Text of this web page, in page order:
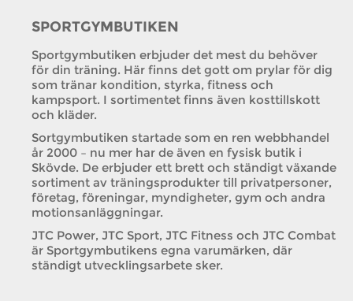
SPORTGYMBUTIKEN
Sportgymbutiken erbjuder det mest du behöver
för din träning. Här finns det gott om prylar för dig
som tränar kondition, styrka, fitness och
kampsport. I sortimentet finns även kosttillskott
och kläder.
Sortgymbutiken startade som en ren webbhandel
år 2000 – nu mer har de även en fysisk butik i
Skövde. De erbjuder ett brett och ständigt växande
sortiment av träningsprodukter till privatpersoner,
företag, föreningar, myndigheter, gym och andra
motionsanläggningar.
JTC Power, JTC Sport, JTC Fitness och JTC Combat
är Sportgymbutikens egna varumärken, där
ständigt utvecklingsarbete sker.